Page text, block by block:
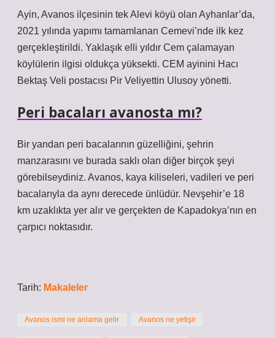
Ayin, Avanos ilçesinin tek Alevi köyü olan Ayhanlar’da,
2021 yılında yapımı tamamlanan Cemevi’nde ilk kez
gerçekleştirildi. Yaklaşık elli yıldır Cem çalamayan
köylülerin ilgisi oldukça yüksekti. CEM ayinini Hacı
Bektaş Veli postacısı Pir Veliyettin Ulusoy yönetti.
Peri bacaları avanosta mı?
Bir yandan peri bacalarının güzelliğini, şehrin
manzarasını ve burada saklı olan diğer birçok şeyi
görebilseydiniz. Avanos, kaya kiliseleri, vadileri ve peri
bacalarıyla da aynı derecede ünlüdür. Nevşehir’e 18
km uzaklıkta yer alır ve gerçekten de Kapadokya’nın en
çarpıcı noktasıdır.
Tarih: Makaleler
Avanos ismi ne anlama gelir Avanos ne yetişir